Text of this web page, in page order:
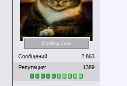
Modding Crew
Сообщений:
2,863
Репутация:
1389